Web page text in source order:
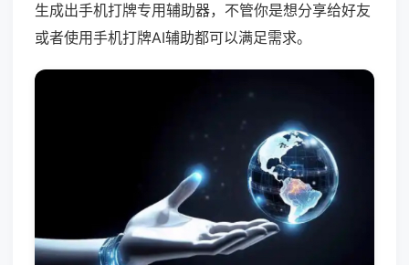
生成出手机打牌专用辅助器，不管你是想分享给好友
或者使用手机打牌AI辅助都可以满足需求。